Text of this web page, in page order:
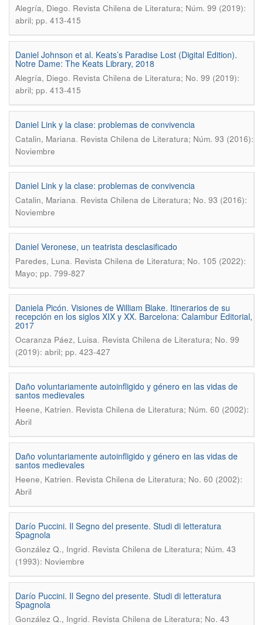
Alegría, Diego. Revista Chilena de Literatura; Núm. 99 (2019):
abril; pp. 413-415
Daniel Johnson et al. Keats’s Paradise Lost (Digital Edition).
Notre Dame: The Keats Library, 2018
Alegría, Diego. Revista Chilena de Literatura; No. 99 (2019):
abril; pp. 413-415
Daniel Link y la clase: problemas de convivencia
Catalin, Mariana. Revista Chilena de Literatura; Núm. 93 (2016):
Noviembre
Daniel Link y la clase: problemas de convivencia
Catalin, Mariana. Revista Chilena de Literatura; No. 93 (2016):
Noviembre
Daniel Veronese, un teatrista desclasificado
Paredes, Luna. Revista Chilena de Literatura; No. 105 (2022):
Mayo; pp. 799-827
Daniela Picón. Visiones de William Blake. Itinerarios de su
recepción en los siglos XIX y XX. Barcelona: Calambur Editorial,
2017
Ocaranza Páez, Luisa. Revista Chilena de Literatura; No. 99
(2019): abril; pp. 423-427
Daño voluntariamente autoinfligido y género en las vidas de
santos medievales
Heene, Katrien. Revista Chilena de Literatura; Núm. 60 (2002):
Abril
Daño voluntariamente autoinfligido y género en las vidas de
santos medievales
Heene, Katrien. Revista Chilena de Literatura; No. 60 (2002):
Abril
Darío Puccini. Il Segno del presente. Studi di letteratura
Spagnola
González Q., Ingrid. Revista Chilena de Literatura; Núm. 43
(1993): Noviembre
Darío Puccini. Il Segno del presente. Studi di letteratura
Spagnola
González Q., Ingrid. Revista Chilena de Literatura; No. 43